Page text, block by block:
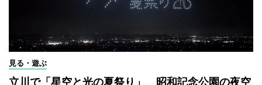
見る・遊ぶ
立川で「星空と光の夏祭り」 昭和記念公園の夜空